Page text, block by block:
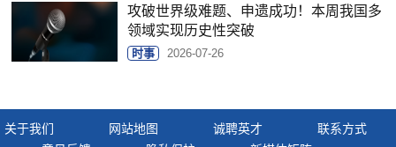
攻破世界级难题、申遗成功！本周我国多
领域实现历史性突破
时事 2026-07-26
关于我们 网站地图 诚聘英才
联系方式